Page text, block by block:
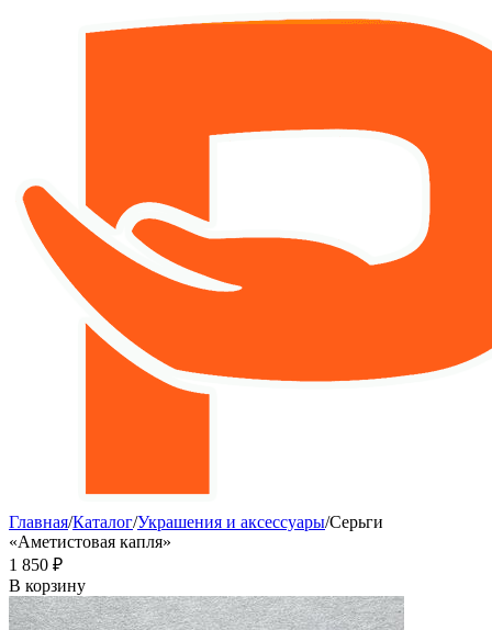
Главная/Каталог/Украшения и аксессуары/Серьги
«Аметистовая капля»
1 850 ₽
В корзину